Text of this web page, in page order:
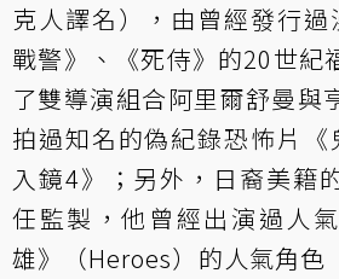
克人譯名），由曾經發行
戰警》、《死侍》的20世紀
了雙導演組合阿里爾舒曼與
拍過知名的偽紀錄恐怖片
入鏡4》；另外，日裔美籍
任監製，他曾經出演過人
雄》（Heroes）的人氣角色